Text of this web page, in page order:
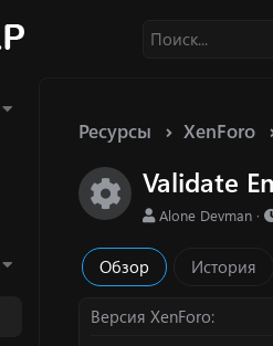
Ресурсы XenForo
Иконка
Validate
А
т
о
Alone Devman
Обзор История
Версия XenForo